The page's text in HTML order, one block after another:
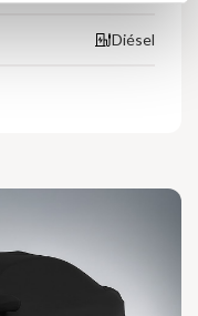
Diésel